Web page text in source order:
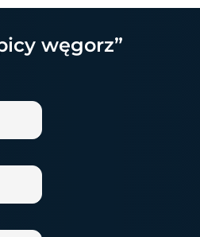
węgorz”